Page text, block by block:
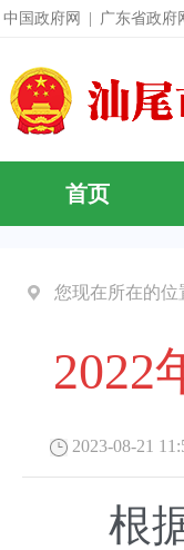
中国政府网 广东省政府
首页
您现在所在的位
2022
2023-08-21
根据